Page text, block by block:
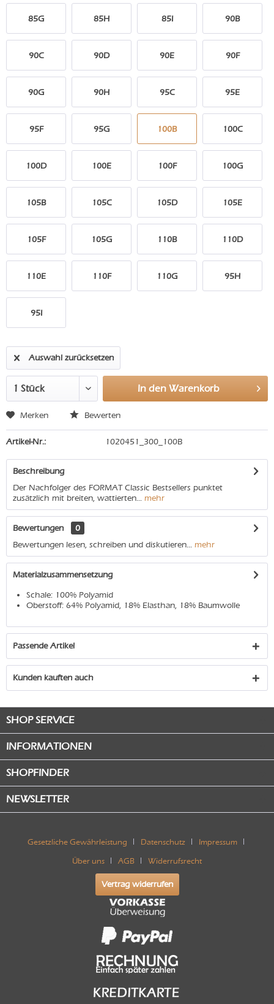
85G 85H 85I 90B
90C 90D 90E 90F
90G 90H 95C 95E
95F 95G 100B 100C
100D 100E 100F 100G
105B 105C 105D 105E
105F 105G 110B 110D
110E 110F 110G 95H
95I
Auswahl zurücksetzen
In den Warenkorb
Merken Bewerten
Artikel-Nr.: 1020451_300_100B
Beschreibung
Der Nachfolger des FORMAT Classic Bestsellers punktet
zusätzlich mit breiten, wattierten... mehr
Bewertungen
0
Bewertungen lesen, schreiben und diskutieren... mehr
Materialzusammensetzung
Schale: 100% Polyamid
Oberstoff: 64% Polyamid, 18% Elasthan, 18% Baumwolle
Passende Artikel
Kunden kauften auch
SHOP SERVICE
INFORMATIONEN
SHOPFINDER
NEWSLETTER
Gesetzliche Gewährleistung Datenschutz Impressum
Über uns AGB Widerrufsrecht
Vertrag widerrufen